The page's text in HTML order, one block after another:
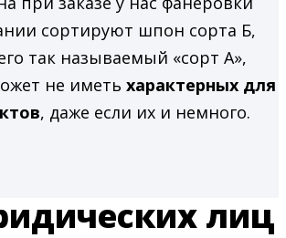
сортируют шпон сорта Б,
так называемый «сорт А»,
не иметь характерных для
, даже если их и немного.
лиц